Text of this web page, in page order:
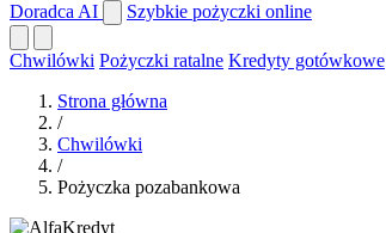
Doradca AI Szybkie pożyczki online
Chwilówki Pożyczki ratalne Kredyty gotówkowe
Strona główna
/
Chwilówki
/
Pożyczka pozabankowa